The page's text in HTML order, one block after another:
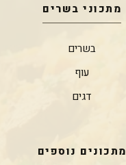
מתכוני בשרים
בשרים
עוף
דגים
מתכונים נוספים